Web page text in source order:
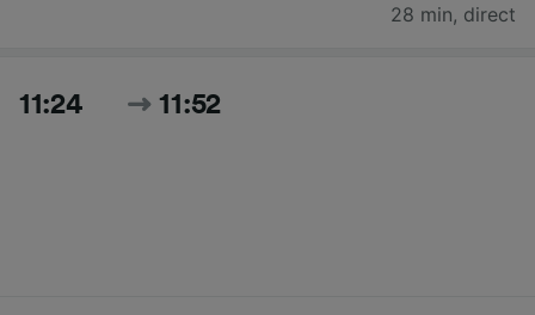
28 min, direct
11:24 11:52